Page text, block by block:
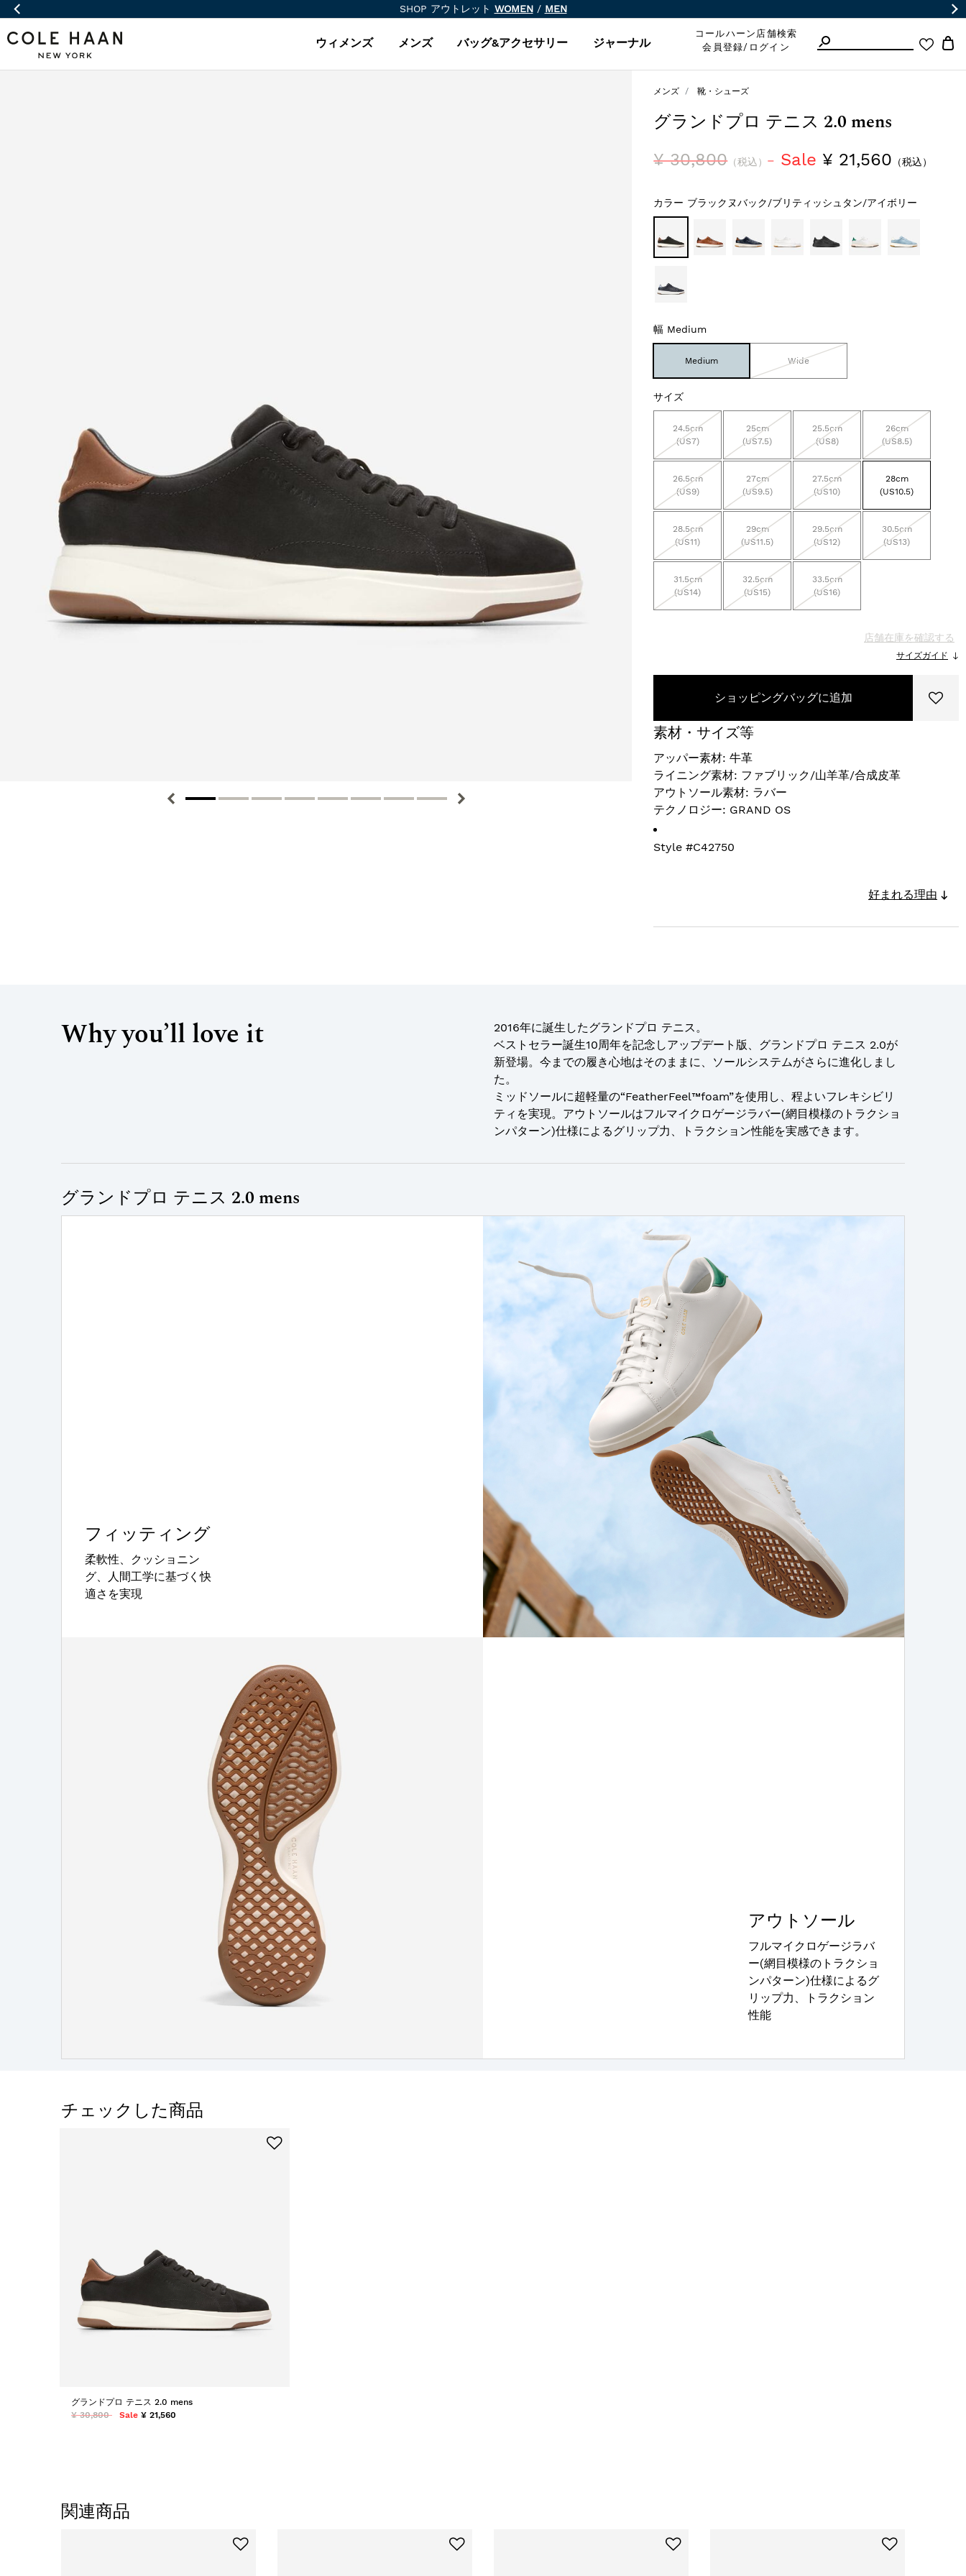
SHOP アウトレット WOMEN/ MEN
ウィメンズ メンズ バッグ&アクセサリー ジャーナル
コールハーン店舗検索
会員登録/ログイン
メンズ 靴・シューズ
グランドプロ テニス 2.0 mens
¥ 30,800（税込） Sale ¥ 21,560 （税込）
カラー ブラックヌバック/ブリティッシュタン/アイボリー
幅 Medium
Medium Wide
サイズ
24.5cm
(US7)
25cm
(US7.5)
25.5cm
(US8)
26cm
(US8.5)
26.5cm
(US9)
27cm
(US9.5)
27.5cm
(US10)
28cm
(US10.5)
28.5cm
(US11)
29cm
(US11.5)
29.5cm
(US12)
30.5cm
(US13)
31.5cm
(US14)
32.5cm
(US15)
33.5cm
(US16)
店舗在庫を確認する
サイズガイド
ショッピングバッグに追加
素材・サイズ等
アッパー素材: 牛革
ライニング素材: ファブリック/山羊革/合成皮革
アウトソール素材: ラバー
テクノロジー: GRAND OS
Style #C42750
好まれる理由
Why you’ll love it
2016年に誕生したグランドプロ テニス。
ベストセラー誕生10周年を記念しアップデート版、グランドプロ テニス 2.0が
新登場。今までの履き心地はそのままに、ソールシステムがさらに進化しまし
た。
ミッドソールに超軽量の“FeatherFeel™foam”を使用し、程よいフレキシビリ
ティを実現。アウトソールはフルマイクロゲージラバー(網目模様のトラクショ
ンパターン)仕様によるグリップ力、トラクション性能を実感できます。
グランドプロ テニス 2.0 mens
フィッティング
柔軟性、クッショニン
グ、人間工学に基づく快
適さを実現
アウトソール
フルマイクロゲージラバ
ー(網目模様のトラクショ
ンパターン)仕様によるグ
リップ力、トラクション
性能
チェックした商品
グランドプロ テニス 2.0 mens
¥ 30,800
Sale ¥ 21,560
関連商品